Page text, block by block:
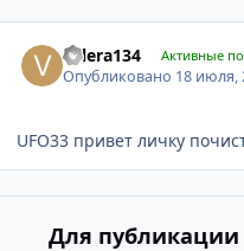
valera134 Активные
Опубликовано 18 июля,
UFO33 привет личку
Для публикации